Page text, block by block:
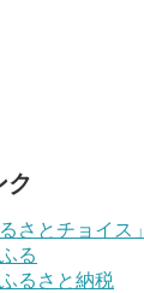
ク
るさとチョイス」
る
るさと納税